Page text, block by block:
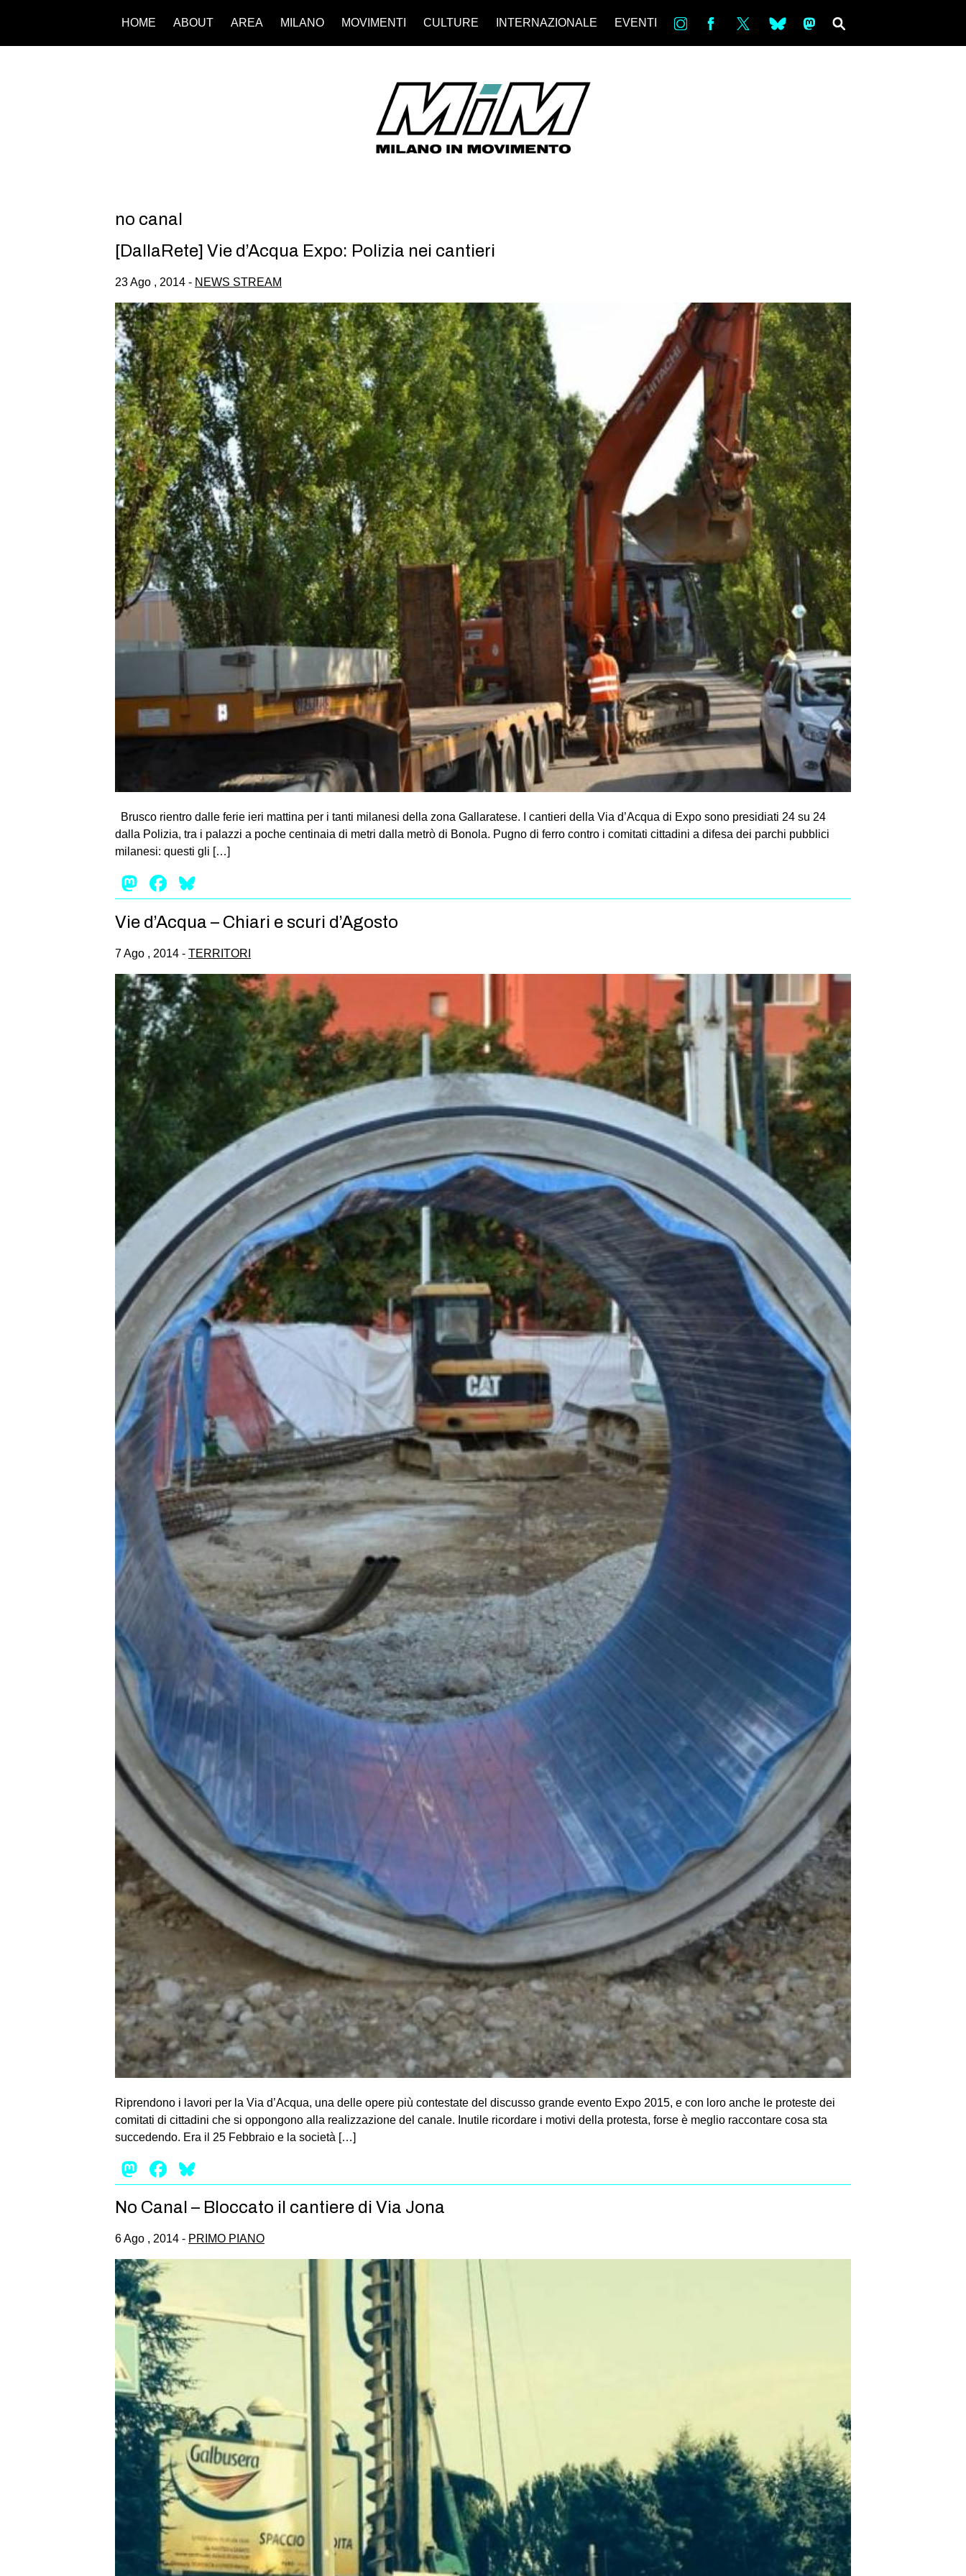
HOME ABOUT AREA MILANO MOVIMENTI CULTURE INTERNAZIONALE EVENTI in bsky ms
no canal
[DallaRete] Vie d’Acqua Expo: Polizia nei cantieri
23 Ago , 2014 - NEWS STREAM
Brusco rientro dalle ferie ieri mattina per i tanti milanesi della zona Gallaratese. I cantieri della Via d’Acqua di Expo sono presidiati 24 su 24
dalla Polizia, tra i palazzi a poche centinaia di metri dalla metrò di Bonola. Pugno di ferro contro i comitati cittadini a difesa dei parchi pubblici
milanesi: questi gli […]
Mastodon
Facebook
Vie d’Acqua – Chiari e scuri d’Agosto
7 Ago , 2014 - TERRITORI
Riprendono i lavori per la Via d’Acqua, una delle opere più contestate del discusso grande evento Expo 2015, e con loro anche le proteste dei
comitati di cittadini che si oppongono alla realizzazione del canale. Inutile ricordare i motivi della protesta, forse è meglio raccontare cosa sta
succedendo. Era il 25 Febbraio e la società […]
Mastodon
Facebook
No Canal – Bloccato il cantiere di Via Jona
6 Ago , 2014 - PRIMO PIANO